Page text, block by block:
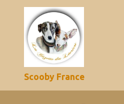
Scooby France